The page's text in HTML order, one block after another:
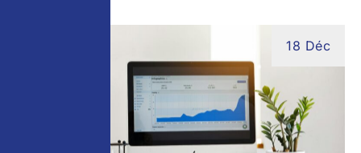
18 Déc